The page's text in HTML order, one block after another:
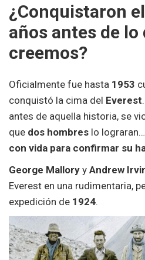
¿Conquistaron
años antes de lo
creemos?
Oficialmente fue hasta 1953
conquistó la cima del Everest
antes de aquella historia, se
que dos hombres lo
con vida para confirmar su
George Mallory y Andrew
Everest en una rudimentaria,
expedición de 1924.